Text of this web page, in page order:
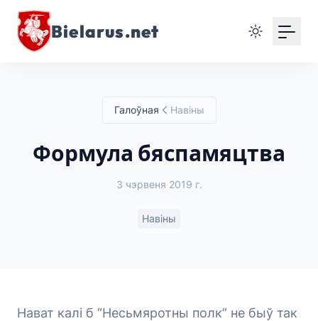
Bielarus.net
Галоўная Навіны
Формула бяспамяцтва
3 чэрвеня 2019 г.
Навіны
Нават калі б “Несьмяротны полк” не быў так